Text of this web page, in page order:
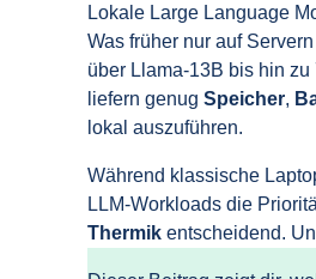
Lokale Large Language
Was früher nur auf
über Llama‑13B bis hin
liefern genug Speicher,
lokal auszuführen.
Während klassische
LLM‑Workloads die
Thermikentscheidend.